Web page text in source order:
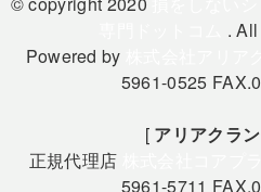
.
Powered by
5961-0525
[ アリアクラ
正規代理店
5961-5711